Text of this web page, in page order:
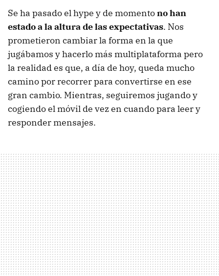
Se ha pasado el hype y de momentono han
estado a la altura de las expectativas. Nos
prometieron cambiar la forma en la que
jugábamos y hacerlo más multiplataforma pero
la realidad es que, a día de hoy, queda mucho
camino por recorrer para convertirse en ese
gran cambio. Mientras, seguiremos jugando y
cogiendo el móvil de vez en cuando para leer y
responder mensajes.